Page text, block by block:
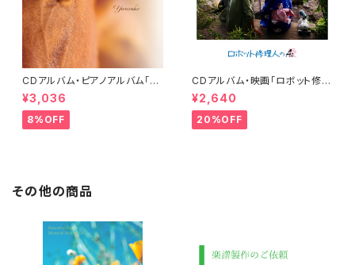
CDアルバム・ピアノアルバム「T
he Best of Peaceful Pian
o」／Yuusuke
¥3,036
8%OFF
CDアルバム・映画「ロボット修理
人のAi（愛）」オリジナルサウンド
トラック
¥2,640
20%OFF
その他の商品